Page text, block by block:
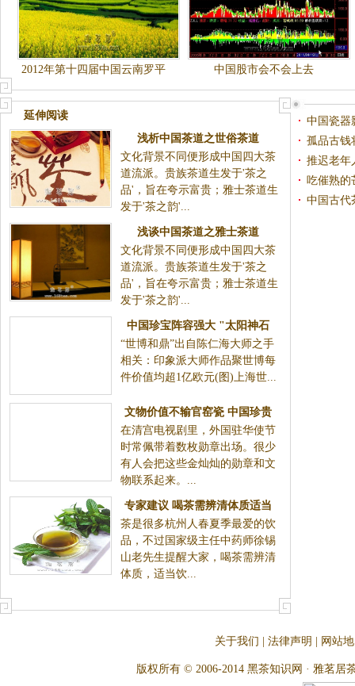
2012年第十四届中国云南罗平
国际油菜花文化旅游节（转）
中国股市会不会上去
延伸阅读
浅析中国茶道之世俗茶道
文化背景不同便形成中国四大茶
道流派。贵族茶道生发于'茶之
品'，旨在夸示富贵；雅士茶道生
发于'茶之韵'...
浅谈中国茶道之雅士茶道
文化背景不同便形成中国四大茶
道流派。贵族茶道生发于'茶之
品'，旨在夸示富贵；雅士茶道生
发于'茶之韵'...
中国珍宝阵容强大 "太阳神石
刻"亮相世博会(图)
“世博和鼎”出自陈仁海大师之手
相关：印象派大师作品聚世博每
件价值均超1亿欧元(图)上海世...
文物价值不输官窑瓷 中国珍贵
徽章大量流失(图)
在清宫电视剧里，外国驻华使节
时常佩带着数枚勋章出场。很少
有人会把这些金灿灿的勋章和文
物联系起来。...
专家建议 喝茶需辨清体质适当
饮用
茶是很多杭州人春夏季最爱的饮
品，不过国家级主任中药师徐锡
山老先生提醒大家，喝茶需辨清
体质，适当饮...
中国瓷器
维茨
孤品古钱
(图)
推迟老年
吃催熟的
中国古代
关于我们 法律声明 网站
版权所有 © 2006-2014 黑茶知识网 · 雅茗居